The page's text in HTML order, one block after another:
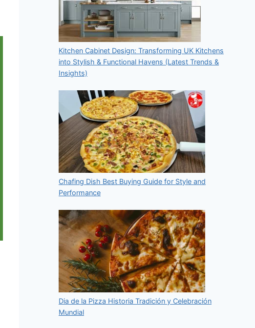
Kitchen Cabinet Design: Transforming UK Kitchens
into Stylish & Functional Havens (Latest Trends &
Insights)
Chafing Dish Best Buying Guide for Style and
Performance
Dia de la Pizza Historia Tradición y Celebración
Mundial